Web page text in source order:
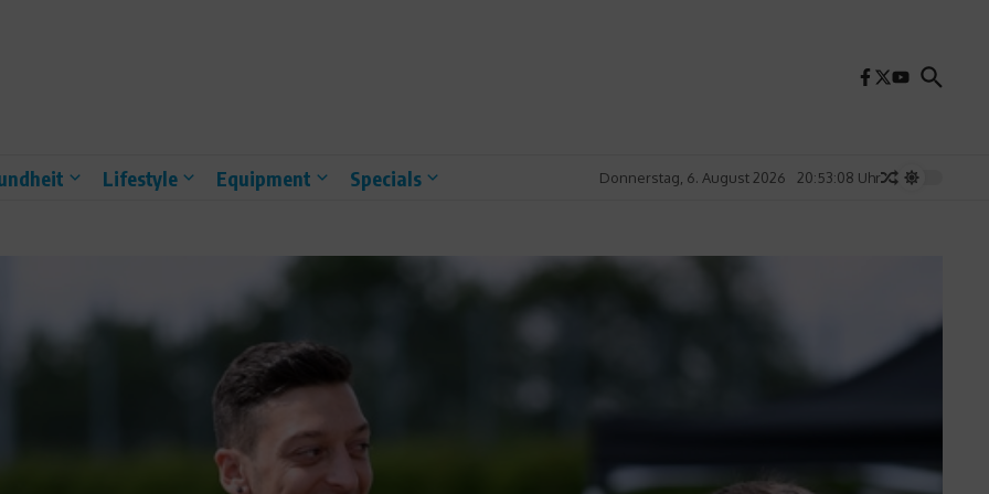
Lifestyle Equipment Specials Donnerstag, 6. August 2026 20:53:10 Uhr